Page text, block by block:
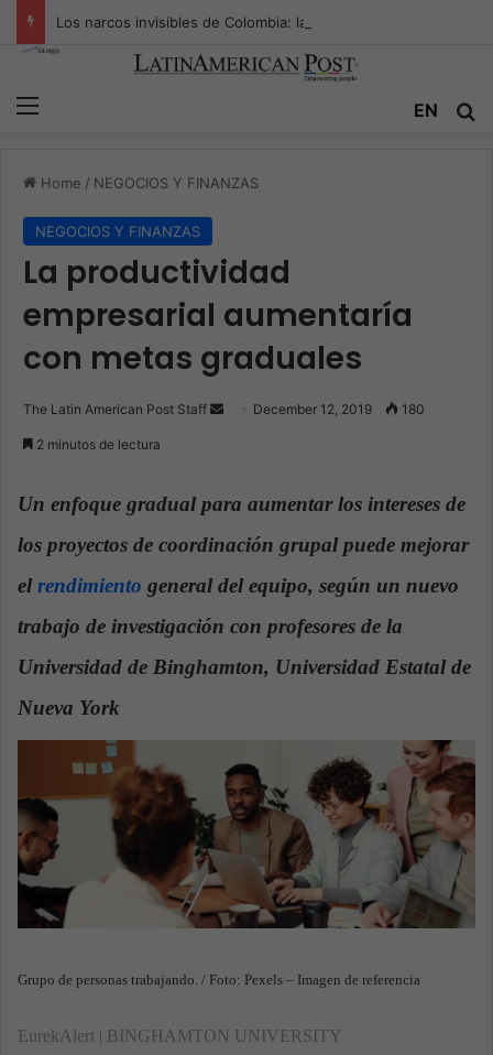
EN
Home / NEGOCIOS Y FINANZAS
NEGOCIOS Y FINANZAS
La productividad
empresarial aumentaría
con metas graduales
The Latin American Post Staff
a
n
m
l
December 12, 2019 180
2 minutos de lectura
Un enfoque gradual para aumentar los intereses de
los proyectos de coordinación grupal puede mejorar
el rendimiento general del equipo, según un nuevo
trabajo de investigación con profesores de la
Universidad de Binghamton, Universidad Estatal de
Nueva York
Grupo de personas trabajando. / Foto: Pexels – Imagen de referencia
EurekAlert | BINGHAMTON UNIVERSITY